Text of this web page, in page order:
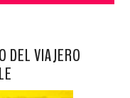
DEL VIAJERO